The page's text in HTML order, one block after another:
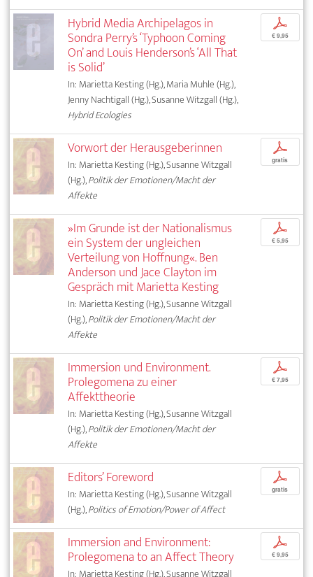
Hybrid Media Archipelagos in
Sondra Perry’s ‘Typhoon Coming
On’ and Louis Henderson’s ‘All That
is Solid’
In: Marietta Kesting (Hg.), Maria Muhle (Hg.),
Jenny Nachtigall (Hg.), Susanne Witzgall (Hg.),
Hybrid Ecologies
p
€ 9,95
Vorwort der Herausgeberinnen
In: Marietta Kesting (Hg.), Susanne Witzgall
(Hg.),Politik der Emotionen/Macht der
Affekte
p
gratis
»Im Grunde ist der Nationalismus
ein System der ungleichen
Verteilung von Hoffnung«. Ben
Anderson und Jace Clayton im
Gespräch mit Marietta Kesting
In: Marietta Kesting (Hg.), Susanne Witzgall
(Hg.),Politik der Emotionen/Macht der
Affekte
p
€ 5,95
Immersion und Environment.
Prolegomena zu einer
Affekttheorie
In: Marietta Kesting (Hg.), Susanne Witzgall
(Hg.),Politik der Emotionen/Macht der
Affekte
p
€ 7,95
Editors’ Foreword
In: Marietta Kesting (Hg.), Susanne Witzgall
(Hg.),Politics of Emotion/Power of Affect
p
gratis
Immersion and Environment:
Prolegomena to an Affect Theory
p
€ 9,95